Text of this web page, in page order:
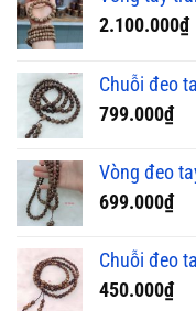
2.100.000₫
Chuỗi đeo
799.000₫
Vòng đeo
699.000₫
Chuỗi đeo
450.000₫